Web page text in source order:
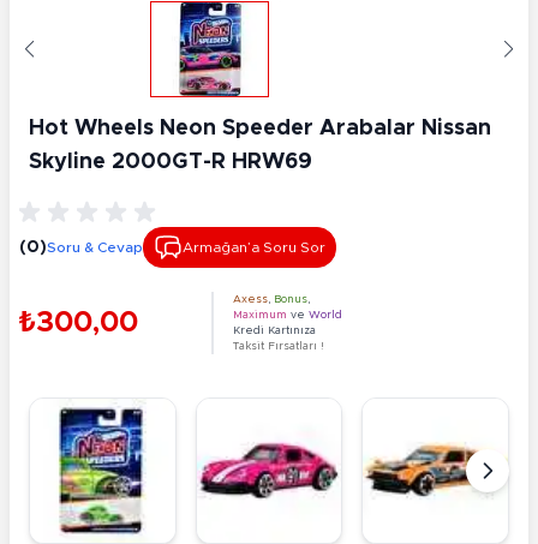
Hot Wheels Neon Speeder Arabalar Nissan
Skyline 2000GT-R HRW69
(0)Soru & Cevap Armağan’a Soru Sor
₺300,00
Axess Bonus
Maximum ve World
Kredi Kartınıza
Taksit Fırsatları !